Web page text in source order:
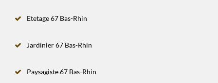
Etetage 67 Bas-Rhin
Jardinier 67 Bas-Rhin
Paysagiste 67 Bas-Rhin